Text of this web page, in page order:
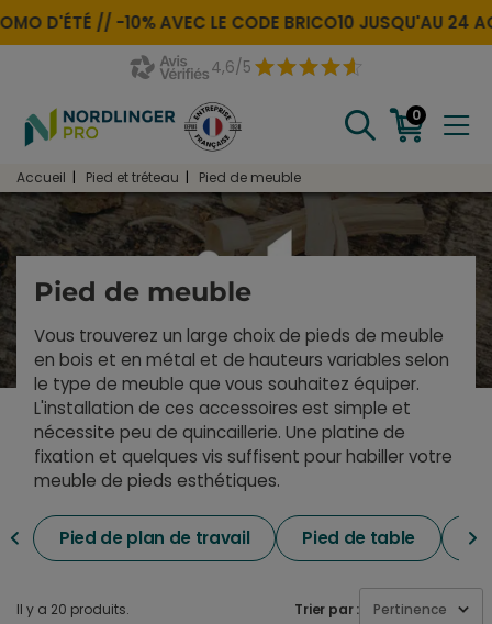
D'ÉTÉ // -10% AVEC LE CODEBRICO10JUSQU'AU 24
4,6/5
0
Accueil Pied et tréteau Pied de meuble
Pied de meuble
Vous trouverez un large choix de pieds de meuble
en bois et en métal et de hauteurs variables selon
le type de meuble que vous souhaitez équiper.
L'installation de ces accessoires est simple et
nécessite peu de quincaillerie. Une platine de
fixation et quelques vis suffisent pour habiller votre
meuble de pieds esthétiques.
Pied de plan de travail Pied de table
Il y a 20 produits. Trier par : Pertinence